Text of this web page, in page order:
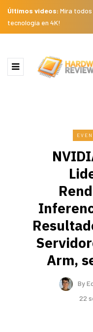
Últimos videos: Mira
tecnología en 4K!
Arm,
By
22